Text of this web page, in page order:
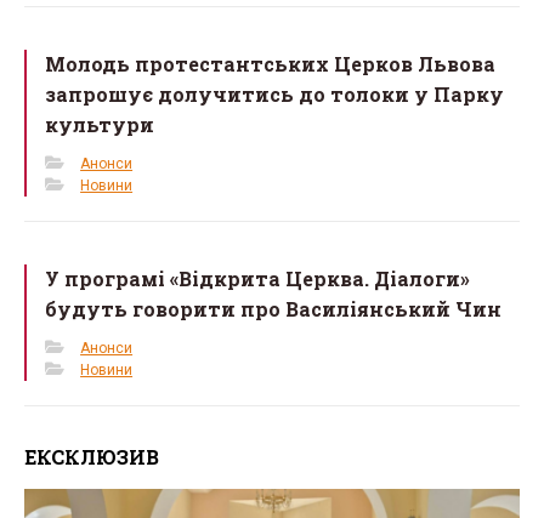
Молодь протестантських Церков Львова
запрошує долучитись до толоки у Парку
культури
Анонси
Новини
У програмі «Відкрита Церква. Діалоги»
будуть говорити про Василіянський Чин
Анонси
Новини
ЕКСКЛЮЗИВ